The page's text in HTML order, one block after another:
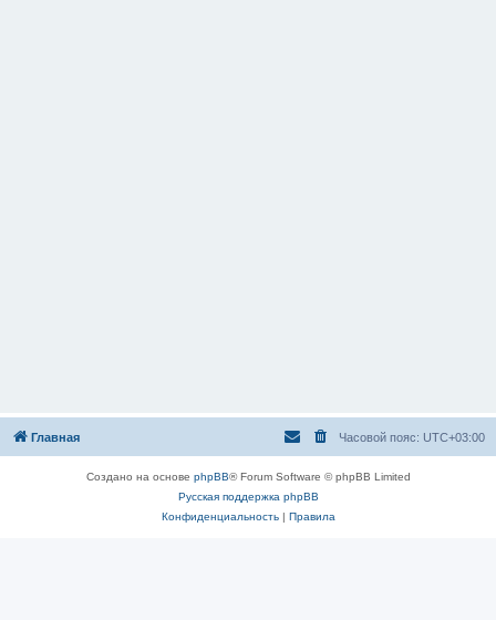
Главная Часовой пояс: UTC+03:00
Создано на основе phpBB® Forum Software © phpBB Limited
Русская поддержка phpBB
Конфиденциальность| Правила